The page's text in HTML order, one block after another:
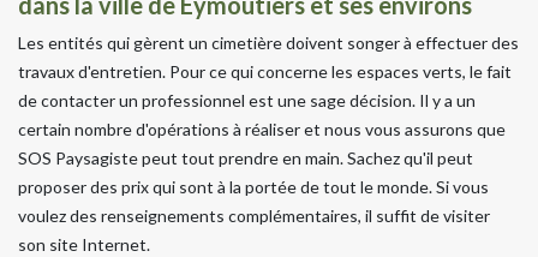
Les entités qui gèrent un cimetière doivent songer à effectuer des
travaux d'entretien. Pour ce qui concerne les espaces verts, le fait
de contacter un professionnel est une sage décision. Il y a un
certain nombre d'opérations à réaliser et nous vous assurons que
SOS Paysagiste peut tout prendre en main. Sachez qu'il peut
proposer des prix qui sont à la portée de tout le monde. Si vous
voulez des renseignements complémentaires, il suffit de visiter
son site Internet.